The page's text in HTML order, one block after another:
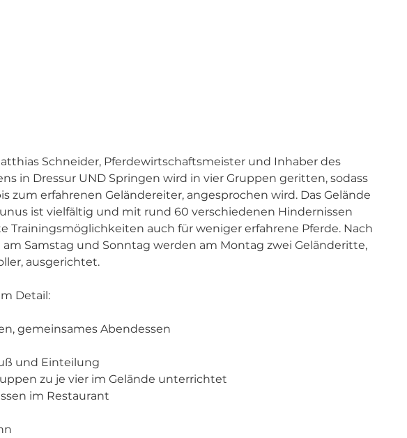
Schneider, Pferdewirtschaftsmeister und Inhaber des
in Dressur UND Springen wird in vier Gruppen geritten, sodass
zum erfahrenen Geländereiter, angesprochen wird. Das Gelände
ist vielfältig und mit rund 60 verschiedenen Hindernissen
Trainingsmöglichkeiten auch für weniger erfahrene Pferde. Nach
Samstag und Sonntag werden am Montag zwei Geländeritte,
ausgerichtet.
Detail:
gemeinsames Abendessen
und Einteilung
zu je vier im Gelände unterrichtet
im Restaurant